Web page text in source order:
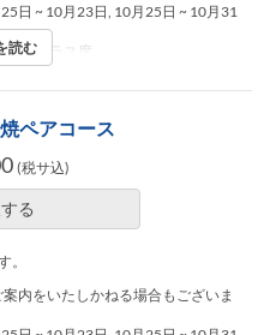
日 ~ 10月23日, 10月25日 ~ 10月31
リ テラス席
読む
ペアコース
(税サ込)
る
。
内をいたしかねる場合もございま